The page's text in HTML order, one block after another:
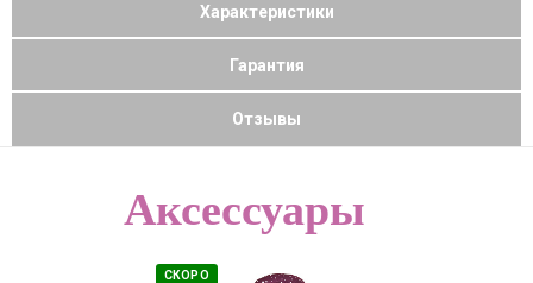
Характеристики
Гарантия
Отзывы
Аксессуары
СКОРО